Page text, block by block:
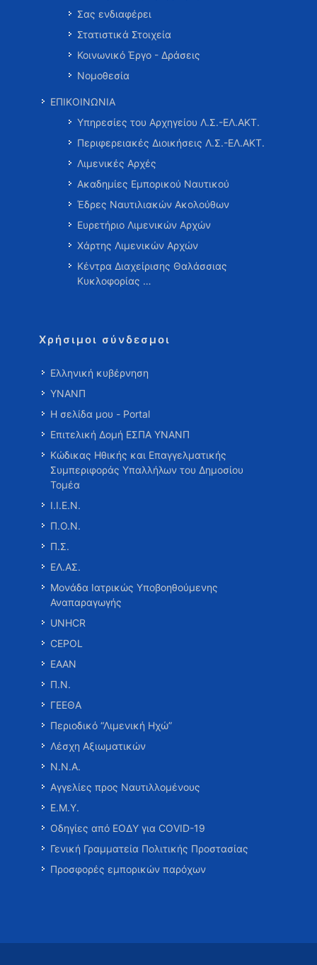
Σας ενδιαφέρει
Στατιστικά Στοιχεία
Κοινωνικό Έργο - Δράσεις
Νομοθεσία
ΕΠΙΚΟΙΝΩΝΙΑ
Υπηρεσίες του Αρχηγείου Λ.Σ.-ΕΛ.ΑΚΤ.
Περιφερειακές Διοικήσεις Λ.Σ.-ΕΛ.ΑΚΤ.
Λιμενικές Αρχές
Ακαδημίες Εμπορικού Ναυτικού
Έδρες Ναυτιλιακών Ακολούθων
Ευρετήριο Λιμενικών Αρχών
Χάρτης Λιμενικών Αρχών
Κέντρα Διαχείρισης Θαλάσσιας
Κυκλοφορίας …
Χρήσιμοι σύνδεσμοι
Ελληνική κυβέρνηση
ΥΝΑΝΠ
Η σελίδα μου - Portal
Επιτελική Δομή ΕΣΠΑ ΥΝΑΝΠ
Κώδικας Ηθικής και Επαγγελματικής
Συμπεριφοράς Υπαλλήλων του Δημοσίου
Τομέα
Ι.Ι.Ε.Ν.
Π.Ο.Ν.
Π.Σ.
ΕΛ.ΑΣ.
Μονάδα Ιατρικώς Υποβοηθούμενης
Αναπαραγωγής
UNHCR
CEPOL
ΕΑΑΝ
Π.Ν.
ΓΕΕΘΑ
Περιοδικό “Λιμενική Ηχώ”
Λέσχη Αξιωματικών
Ν.Ν.Α.
Αγγελίες προς Ναυτιλλομένους
Ε.Μ.Υ.
Οδηγίες από ΕΟΔΥ για COVID-19
Γενική Γραμματεία Πολιτικής Προστασίας
Προσφορές εμπορικών παρόχων